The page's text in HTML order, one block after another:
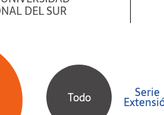
Todo Serie